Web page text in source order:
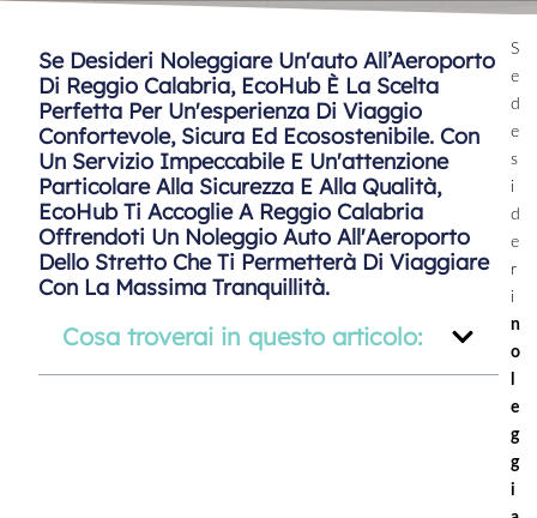
Se Desideri Noleggiare Un'auto All’Aeroporto
Di Reggio Calabria, EcoHub È La Scelta
Perfetta Per Un'esperienza Di Viaggio
Confortevole, Sicura Ed Ecosostenibile. Con
Un Servizio Impeccabile E Un'attenzione
Particolare Alla Sicurezza E Alla Qualità,
EcoHub Ti Accoglie A Reggio Calabria
Offrendoti Un Noleggio Auto All'Aeroporto
Dello Stretto Che Ti Permetterà Di Viaggiare
Con La Massima Tranquillità.
Cosa troverai in questo articolo:
S
e
d
e
s
i
d
e
r
i
n
o
e
g
g
i